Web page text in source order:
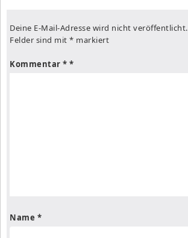
Deine E-Mail-Adresse wird nicht veröffentlicht.
Felder sind mit * markiert
Kommentar *
Name *